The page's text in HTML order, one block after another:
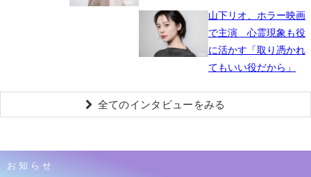
山下リオ、ホラー映画
で主演 心霊現象も役
に活かす「取り憑かれ
てもいい役だから」
全てのインタビューをみる
お知らせ